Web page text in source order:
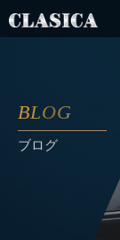
BLOG
ブログ